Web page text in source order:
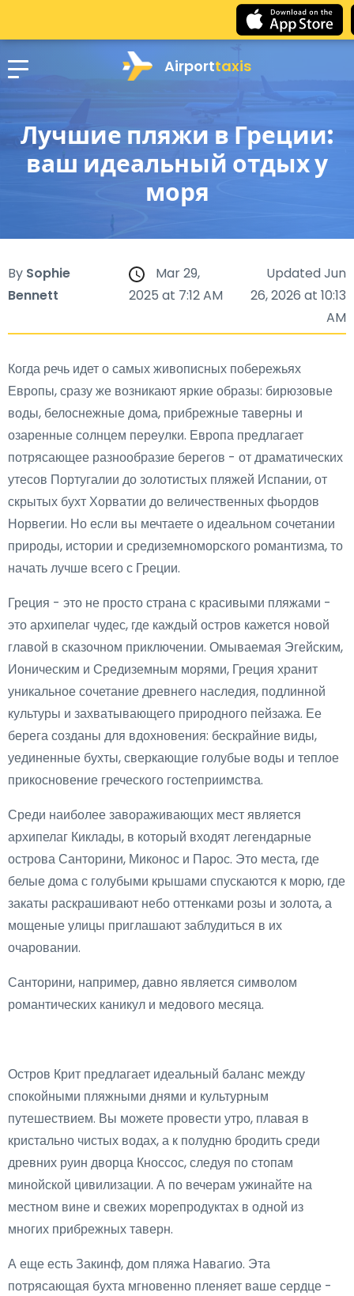
Airporttaxis
Лучшие пляжи в Греции:
ваш идеальный отдых у
моря
By Sophie
Bennett
Mar 29,
2025 at 7:12 AM
Updated Jun
26, 2026 at 10:13
AM
Когда речь идет о самых живописных побережьях
Европы, сразу же возникают яркие образы: бирюзовые
воды, белоснежные дома, прибрежные таверны и
озаренные солнцем переулки. Европа предлагает
потрясающее разнообразие берегов - от драматических
утесов Португалии до золотистых пляжей Испании, от
скрытых бухт Хорватии до величественных фьордов
Норвегии. Но если вы мечтаете о идеальном сочетании
природы, истории и средиземноморского романтизма, то
начать лучше всего с Греции.
Греция - это не просто страна с красивыми пляжами -
это архипелаг чудес, где каждый остров кажется новой
главой в сказочном приключении. Омываемая Эгейским,
Ионическим и Средиземным морями, Греция хранит
уникальное сочетание древнего наследия, подлинной
культуры и захватывающего природного пейзажа. Ее
берега созданы для вдохновения: бескрайние виды,
уединенные бухты, сверкающие голубые воды и теплое
прикосновение греческого гостеприимства.
Среди наиболее завораживающих мест является
архипелаг Киклады, в который входят легендарные
острова Санторини, Миконос и Парос. Это места, где
белые дома с голубыми крышами спускаются к морю, где
закаты раскрашивают небо оттенками розы и золота, а
мощеные улицы приглашают заблудиться в их
очаровании.
Санторини, например, давно является символом
романтических каникул и медового месяца.
Остров Крит предлагает идеальный баланс между
спокойными пляжными днями и культурным
путешествием. Вы можете провести утро, плавая в
кристально чистых водах, а к полудню бродить среди
древних руин дворца Кноссос, следуя по стопам
минойской цивилизации. А по вечерам ужинайте на
местном вине и свежих морепродуктах в одной из
многих прибрежных таверн.
А еще есть Закинф, дом пляжа Навагио. Эта
потрясающая бухта мгновенно пленяет ваше сердце -